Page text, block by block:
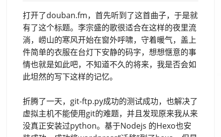
打开了douban.fm，首先听到了这首曲子，于是就
有了这个标题。李宗盛的歌很适合在这样的夜里流
淌，崂山的寒风开始在窗外呼啸，守着暖气，盖上
件简单的衣服在台灯下安静的码字，想想惬意的事
情也就是如此吧，不知道不久的将来，我是否会如
此坦然的写下这样的记忆。
折腾了一天，git-ftp.py成功的测试成功，也解决了
虚拟主机不能使用git的难题，并且发现原来我从来
没真正安装过python。基于Nodejs 的Hexo也安